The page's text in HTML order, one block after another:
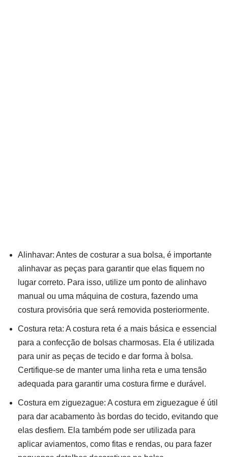
Alinhavar: Antes de costurar a sua bolsa, é importante
alinhavar as peças para garantir que elas fiquem no
lugar correto. Para isso, utilize um ponto de alinhavo
manual ou uma máquina de costura, fazendo uma
costura provisória que será removida posteriormente.
Costura reta: A costura reta é a mais básica e essencial
para a confecção de bolsas charmosas. Ela é utilizada
para unir as peças de tecido e dar forma à bolsa.
Certifique-se de manter uma linha reta e uma tensão
adequada para garantir uma costura firme e durável.
Costura em ziguezague: A costura em ziguezague é útil
para dar acabamento às bordas do tecido, evitando que
elas desfiem. Ela também pode ser utilizada para
aplicar aviamentos, como fitas e rendas, ou para fazer